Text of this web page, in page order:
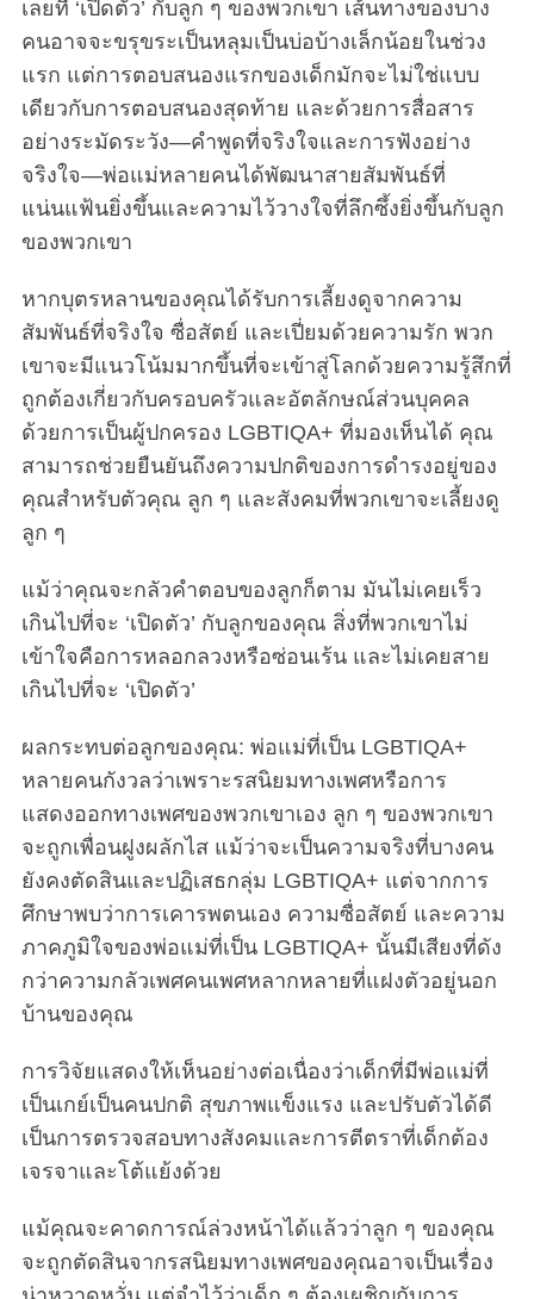
เลยที่ ‘เปิดตัว’ กับลูก ๆ ของพวกเขา เส้นทางของบาง
คนอาจจะขรุขระเป็นหลุมเป็นบ่อบ้างเล็กน้อยในช่วง
แรก แต่การตอบสนองแรกของเด็กมักจะไม่ใช่แบบ
เดียวกับการตอบสนองสุดท้าย และด้วยการสื่อสาร
อย่างระมัดระวัง—คำพูดที่จริงใจและการฟังอย่าง
จริงใจ—พ่อแม่หลายคนได้พัฒนาสายสัมพันธ์ที่
แน่นแฟ้นยิ่งขึ้นและความไว้วางใจที่ลึกซึ้งยิ่งขึ้นกับลูก
ของพวกเขา
หากบุตรหลานของคุณได้รับการเลี้ยงดูจากความ
สัมพันธ์ที่จริงใจ ซื่อสัตย์ และเปี่ยมด้วยความรัก พวก
เขาจะมีแนวโน้มมากขึ้นที่จะเข้าสู่โลกด้วยความรู้สึกที่
ถูกต้องเกี่ยวกับครอบครัวและอัตลักษณ์ส่วนบุคคล
ด้วยการเป็นผู้ปกครอง LGBTIQA+ ที่มองเห็นได้ คุณ
สามารถช่วยยืนยันถึงความปกติของการดำรงอยู่ของ
คุณสำหรับตัวคุณ ลูก ๆ และสังคมที่พวกเขาจะเลี้ยงดู
ลูก ๆ
แม้ว่าคุณจะกลัวคำตอบของลูกก็ตาม มันไม่เคยเร็ว
เกินไปที่จะ ‘เปิดตัว’ กับลูกของคุณ สิ่งที่พวกเขาไม่
เข้าใจคือการหลอกลวงหรือซ่อนเร้น และไม่เคยสาย
เกินไปที่จะ ‘เปิดตัว’
ผลกระทบต่อลูกของคุณ: พ่อแม่ที่เป็น LGBTIQA+
หลายคนกังวลว่าเพราะรสนิยมทางเพศหรือการ
แสดงออกทางเพศของพวกเขาเอง ลูก ๆ ของพวกเขา
จะถูกเพื่อนฝูงผลักไส แม้ว่าจะเป็นความจริงที่บางคน
ยังคงตัดสินและปฏิเสธกลุ่ม LGBTIQA+ แต่จากการ
ศึกษาพบว่าการเคารพตนเอง ความซื่อสัตย์ และความ
ภาคภูมิใจของพ่อแม่ที่เป็น LGBTIQA+ นั้นมีเสียงที่ดัง
กว่าความกลัวเพศคนเพศหลากหลายที่แฝงตัวอยู่นอก
บ้านของคุณ
การวิจัยแสดงให้เห็นอย่างต่อเนื่องว่าเด็กที่มีพ่อแม่ที่
เป็นเกย์เป็นคนปกติ สุขภาพแข็งแรง และปรับตัวได้ดี
เป็นการตรวจสอบทางสังคมและการตีตราที่เด็กต้อง
เจรจาและโต้แย้งด้วย
แม้คุณจะคาดการณ์ล่วงหน้าได้แล้วว่าลูก ๆ ของคุณ
จะถูกตัดสินจากรสนิยมทางเพศของคุณอาจเป็นเรื่อง